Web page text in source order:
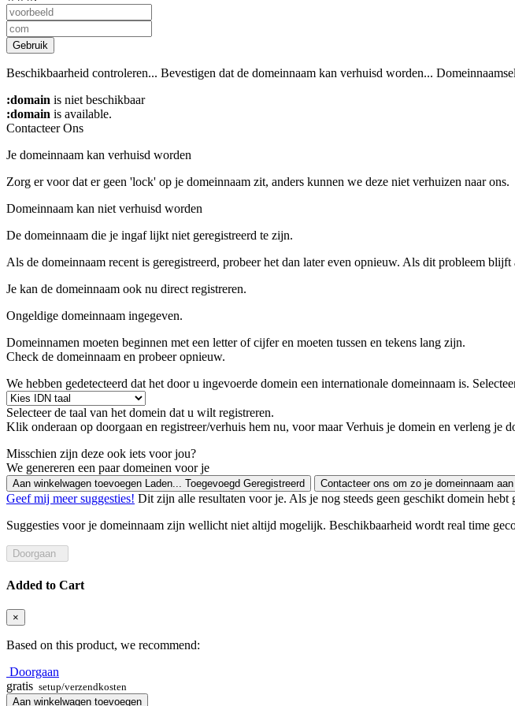
Gebruik
Beschikbaarheid controleren... Bevestigen dat de domeinnaam kan verhuisd worden...
:domain is niet beschikbaar
:domain is available.
Contacteer Ons
Je domeinnaam kan verhuisd worden
Zorg er voor dat er geen 'lock' op je domeinnaam zit, anders kunnen we deze niet verhuizen naar ons.
Domeinnaam kan niet verhuisd worden
De domeinnaam die je ingaf lijkt niet geregistreerd te zijn.
Als de domeinnaam recent is geregistreerd, probeer het dan later even opnieuw. Als dit probleem blijft
Je kan de domeinnaam ook nu direct registreren.
Ongeldige domeinnaam ingegeven.
Domeinnamen moeten beginnen met een letter of cijferen moeten tussen en tekens lang zijn.
Check de domeinnaam en probeer opnieuw.
We hebben gedetecteerd dat het door u ingevoerde domein een internationale domeinnaam is.
Selecteer de taal van het domein dat u wilt registreren.
Klik onderaan op doorgaan en registreer/verhuis hem nu, voor maar Verhuis je domein en verleng je
Misschien zijn deze ook iets voor jou?
We genereren een paar domeinen voor je
Aan winkelwagen toevoegen Laden... Toegevoegd Geregistreerd Contacteer ons om zo je domeinnaam aan
Geef mij meer suggesties! Dit zijn alle resultaten voor je. Als je nog steeds geen geschikt domein
Suggesties voor je domeinnaam zijn wellicht niet altijd mogelijk. Beschikbaarheid wordt real time
Added to Cart
×
Based on this product, we recommend:
Doorgaan
gratis setup/verzendkosten
Aan winkelwagen toevoegen